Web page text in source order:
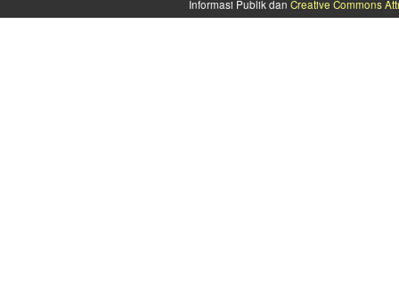
Informasi Publik dan Creative Commons